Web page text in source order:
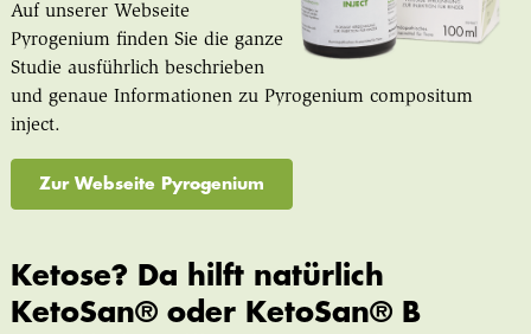
Auf unserer Webseite
Pyrogenium finden Sie die ganze
Studie ausführlich beschrieben
und genaue Informationen zu Pyrogenium compositum
inject.
Zur Webseite Pyrogenium
Ketose? Da hilft natürlich
KetoSan® oder KetoSan® B